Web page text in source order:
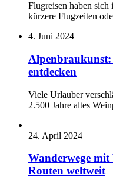
Flugreisen haben sich
kürzere Flugzeiten
4. Juni 2024
entdecken
Viele Urlauber
2.500 Jahre altes
24. April 2024
Wanderwege
Routen weltweit